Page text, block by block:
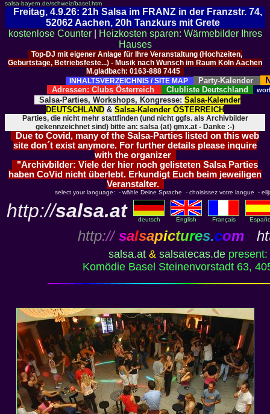
salsa-bayern.de/schweiz/basel.htm
Freitag, 4.9.26: 21h Salsa im FRANZ in der Franzstr. 74,
52062 Aachen, 20h Tanzkurs mit Grete
kostenlose Counter|
Heizkosten sparen: Wärmebilder Ihres
Hauses
Top-DJ mit eigener Anlage für Ihre Veranstaltung (Hochzeiten,
Geburtstage, Betriebsfeste...) - Musik nach Wunsch im Raum Köln Aachen
M.gladbach: 0163-888 7445
INHALTSVERZEICHNIS / SITE MAP
Party-Kalender
Adressen: Clubs Österreich Clubliste Deutschland
Salsa-Parties, Workshops, Kongresse: Salsa-Kalender
DEUTSCHLAND & Salsa-Kalender ÖSTERREICH
Parties, die nicht mehr stattfinden (und nicht ggfs. als Archivbilder
gekennzeichnet sind) bitte an: salsa (at) gmx.at - Danke :-)
Due to Covid, many of the Salsa-Parties listed on this web
site don´t exist anymore. For further details please inquire
with the organizer
"Archivbilder: Viele der hier noch gelisteten Salsa Parties
haben CoVid nicht überlebt. Erkundigt Euch beim jeweiligen
Veranstalter.
select your language: - wähle Deine Sprache - choisissez votre langue -
http://salsa.at deutsch English Français
http:// salsapictures.com
salsa.at & salsatecas.de
Komödie Basel Steinenvorstadt 63,